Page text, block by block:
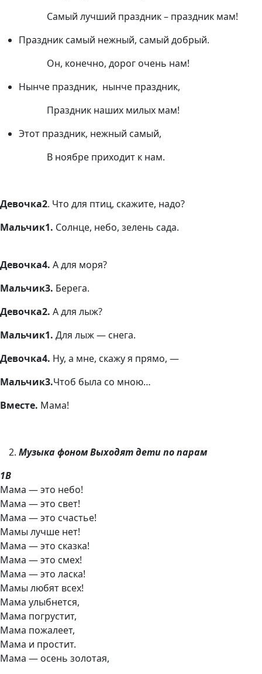
Самый лучший праздник – праздник мам!
Праздник самый нежный, самый добрый.
Он, конечно, дорог очень нам!
Нынче праздник, нынче праздник,
Праздник наших милых мам!
Этот праздник, нежный самый,
В ноябре приходит к нам.
Девочка2. Что для птиц, скажите, надо?
Мальчик1. Солнце, небо, зелень сада.
Девочка4. А для моря?
Мальчик3. Берега.
Девочка2. А для лыж?
Мальчик1. Для лыж — снега.
Девочка4. Ну, а мне, скажу я прямо, —
Мальчик3.Чтоб была со мною…
Вместе. Мама!
Музыка фономВыходят дети по парам
1В
Мама — это небо!
Мама — это свет!
Мама — это счастье!
Мамы лучше нет!
Мама — это сказка!
Мама — это смех!
Мама — это ласка!
Мамы любят всех!
Мама улыбнется,
Мама погрустит,
Мама пожалеет,
Мама и простит.
Мама — осень золотая,